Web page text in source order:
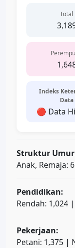
Total
Indeks
Data
🔴 Data
Struktur
Anak, Remaja:
Pendidikan:
Rendah: 1,024
Pekerjaan:
Petani: 1,375 |